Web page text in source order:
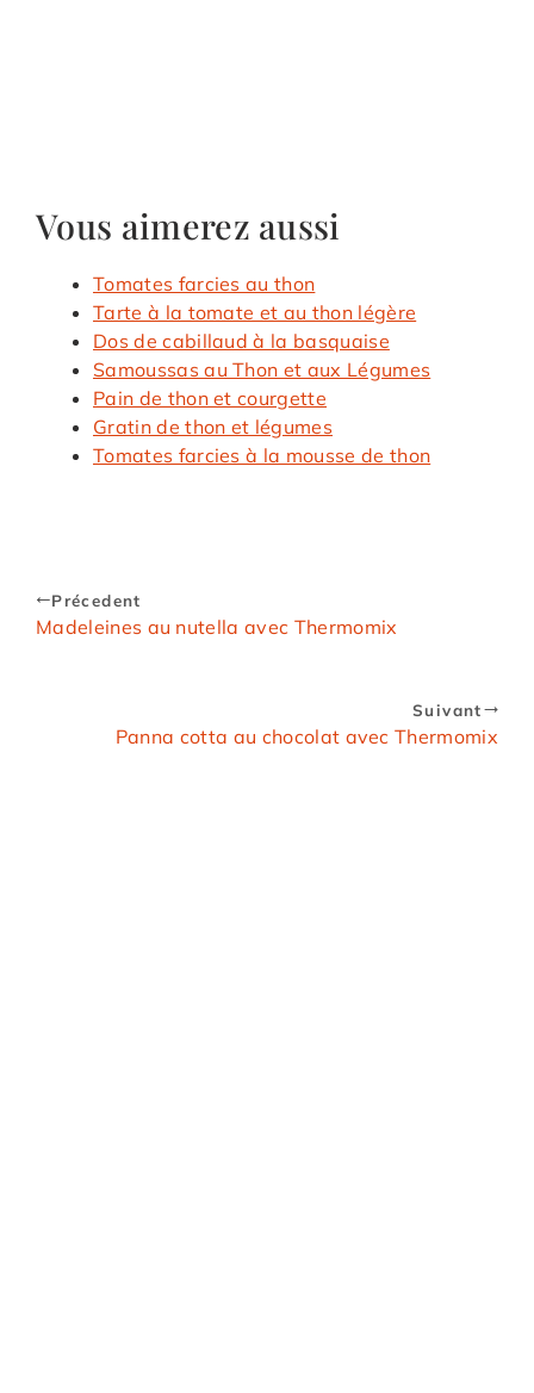
Vous aimerez aussi
Tomates farcies au thon
Tarte à la tomate et au thon légère
Dos de cabillaud à la basquaise
Samoussas au Thon et aux Légumes
Pain de thon et courgette
Gratin de thon et légumes
Tomates farcies à la mousse de thon
Précedent
Madeleines au nutella avec Thermomix
Suivant
Panna cotta au chocolat avec Thermomix